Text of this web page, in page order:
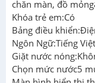
chăn màn, đồ
Khóa trẻ em:Có
Bảng điều
Ngôn Ngữ:Tiếng Việt
Giặt nước
Chọn mức nước5